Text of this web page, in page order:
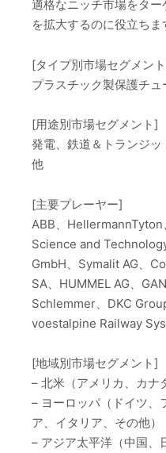
適格なニッチ市場をタ
を拡大するのに役立ちま
[タイプ別市場セグメン
プラスチック製保護チ
[用途別市場セグメント]
発電、鉄道＆トランジ
他
[主要プレーヤー]
ABB、
Science and
GmbH、Symalit AG、
SA、HUMMEL AG、
Schlemmer、DKC
voestalpine Railway
[地域別市場セグメント]
– 北米（アメリカ、カナ
– ヨーロッパ（ドイツ、
ア、イタリア、その他）
– アジア太平洋（中国、